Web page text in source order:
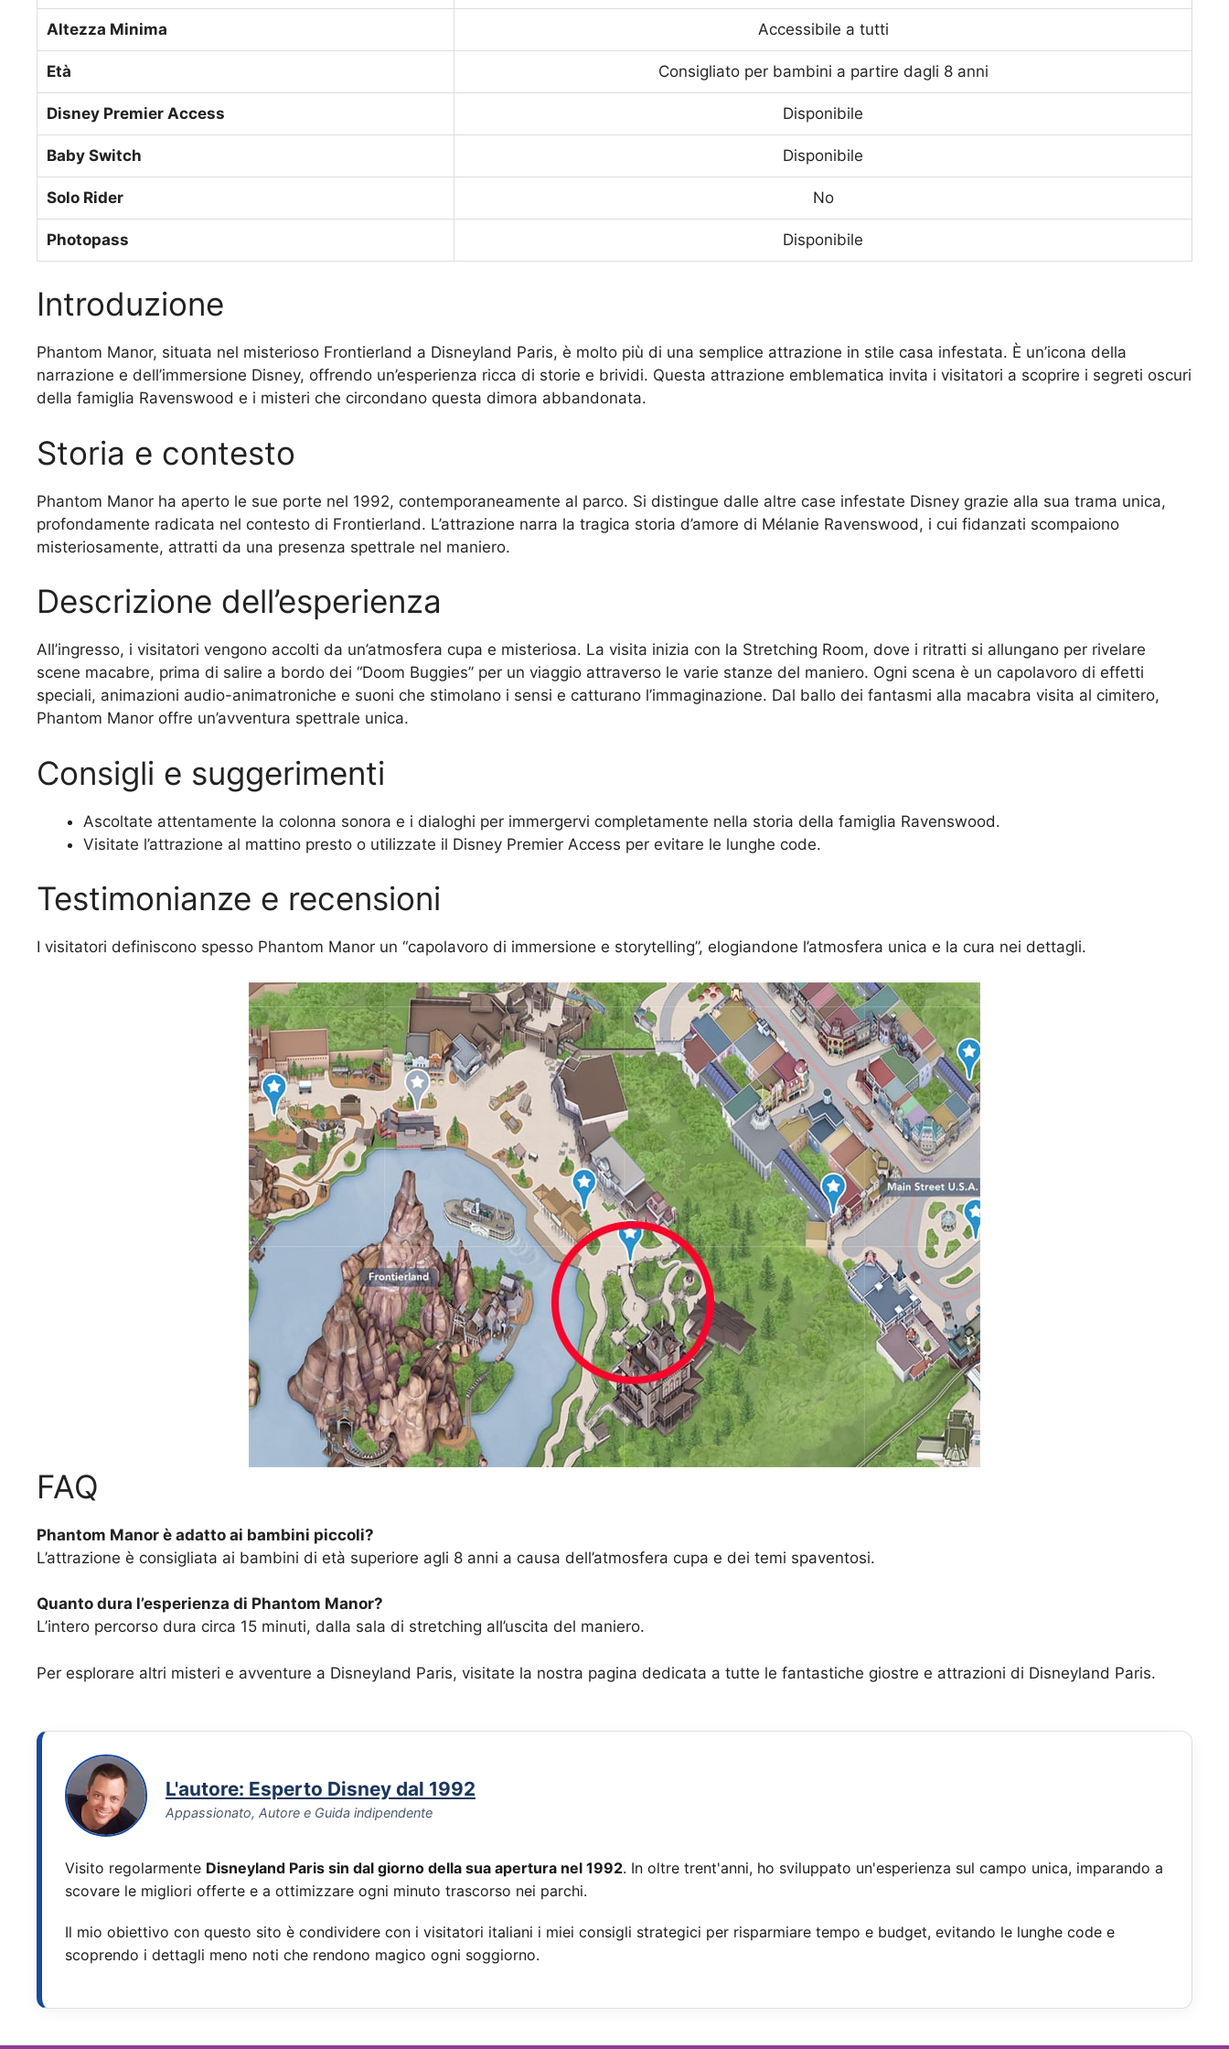
Altezza Minima Accessibile a tutti
Età Consigliato per bambini a partire dagli 8 anni
Disney Premier Access Disponibile
Baby Switch Disponibile
Solo Rider No
Photopass Disponibile
Introduzione
Phantom Manor, situata nel misterioso Frontierland a Disneyland Paris, è molto più di una semplice attrazione in stile casa infestata. È un’icona della
narrazione e dell’immersione Disney, offrendo un’esperienza ricca di storie e brividi. Questa attrazione emblematica invita i visitatori a scoprire i segreti oscuri
della famiglia Ravenswood e i misteri che circondano questa dimora abbandonata.
Storia e contesto
Phantom Manor ha aperto le sue porte nel 1992, contemporaneamente al parco. Si distingue dalle altre case infestate Disney grazie alla sua trama unica,
profondamente radicata nel contesto di Frontierland. L’attrazione narra la tragica storia d’amore di Mélanie Ravenswood, i cui fidanzati scompaiono
misteriosamente, attratti da una presenza spettrale nel maniero.
Descrizione dell’esperienza
All’ingresso, i visitatori vengono accolti da un’atmosfera cupa e misteriosa. La visita inizia con la Stretching Room, dove i ritratti si allungano per rivelare
scene macabre, prima di salire a bordo dei “Doom Buggies” per un viaggio attraverso le varie stanze del maniero. Ogni scena è un capolavoro di effetti
speciali, animazioni audio-animatroniche e suoni che stimolano i sensi e catturano l’immaginazione. Dal ballo dei fantasmi alla macabra visita al cimitero,
Phantom Manor offre un’avventura spettrale unica.
Consigli e suggerimenti
Ascoltate attentamente la colonna sonora e i dialoghi per immergervi completamente nella storia della famiglia Ravenswood.
Visitate l’attrazione al mattino presto o utilizzate il Disney Premier Access per evitare le lunghe code.
Testimonianze e recensioni
I visitatori definiscono spesso Phantom Manor un “capolavoro di immersione e storytelling”, elogiandone l’atmosfera unica e la cura nei dettagli.
FAQ
Phantom Manor è adatto ai bambini piccoli?
L’attrazione è consigliata ai bambini di età superiore agli 8 anni a causa dell’atmosfera cupa e dei temi spaventosi.
Quanto dura l’esperienza di Phantom Manor?
L’intero percorso dura circa 15 minuti, dalla sala di stretching all’uscita del maniero.
Per esplorare altri misteri e avventure a Disneyland Paris, visitate la nostra pagina dedicata a tutte le fantastiche giostre e attrazioni di Disneyland Paris.
L'autore: Esperto Disney dal 1992
Appassionato, Autore e Guida indipendente
Visito regolarmente Disneyland Paris sin dal giorno della sua apertura nel 1992. In oltre trent'anni, ho sviluppato un'esperienza sul campo unica, imparando a
scovare le migliori offerte e a ottimizzare ogni minuto trascorso nei parchi.
Il mio obiettivo con questo sito è condividere con i visitatori italiani i miei consigli strategici per risparmiare tempo e budget, evitando le lunghe code e
scoprendo i dettagli meno noti che rendono magico ogni soggiorno.